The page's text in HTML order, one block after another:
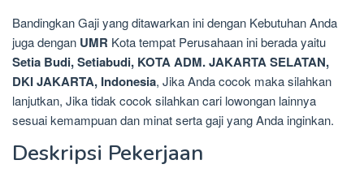
Bandingkan Gaji yang ditawarkan ini dengan Kebutuhan Anda
juga dengan UMR Kota tempat Perusahaan ini berada yaitu
Setia Budi, Setiabudi, KOTA ADM. JAKARTA SELATAN,
DKI JAKARTA, Indonesia, Jika Anda cocok maka silahkan
lanjutkan, Jika tidak cocok silahkan cari lowongan lainnya
sesuai kemampuan dan minat serta gaji yang Anda inginkan.
Deskripsi Pekerjaan